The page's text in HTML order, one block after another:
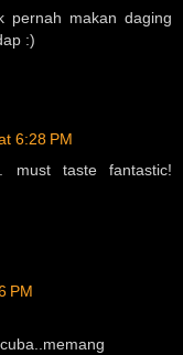
pernah makan daging
:)
6:28 PM
must taste fantastic!
PM